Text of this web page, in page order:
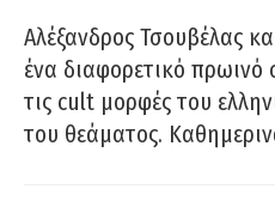
Αλέξανδρος Τσουβέλας
ένα διαφορετικό πρωινό
τις cult μορφές του
του θεάματος.